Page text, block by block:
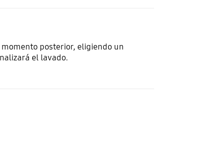
posterior, eligiendo un
el lavado.